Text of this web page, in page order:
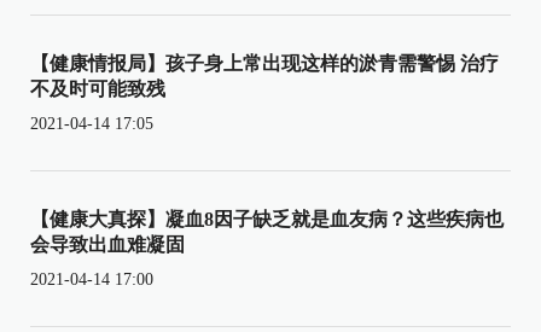
【健康情报局】孩子身上常出现这样的淤青需警惕 治疗
不及时可能致残
2021-04-14 17:05
【健康大真探】凝血8因子缺乏就是血友病？这些疾病也
会导致出血难凝固
2021-04-14 17:00